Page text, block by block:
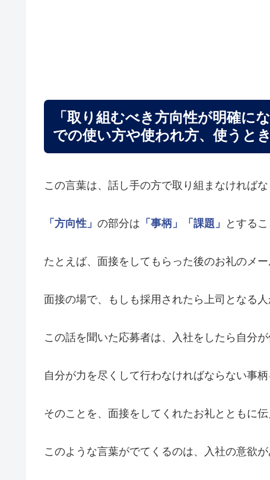
「取り組むべき方向性が明確に
での使い方や使われ方、使うと
この言葉は、話し手の方で取り組まなければ
「方向性」 の部分は 「事柄」 「課題」 とするこ
たとえば、面接をしてもらった後のお礼のメー
面接の場で、もしも採用されたら上司となる
この話を聞いた応募者は、入社をしたら自分
自分が力を尽くして行わなければならない事柄
そのことを、面接をしてくれたお礼とともに伝
このような言葉がでてくるのは、入社の意欲が